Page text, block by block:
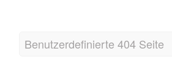
Benutzerdefinierte 404 Seite